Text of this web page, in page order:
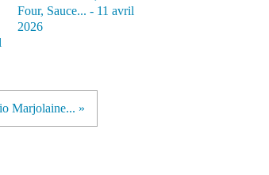
Four, Sauce... - 11 avril
2026
Marjolaine... »